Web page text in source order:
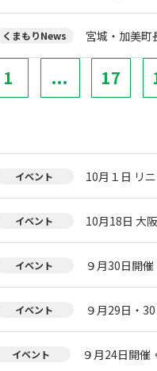
くまもりNews 宮城・加美
1 ... 17
イベント 10月１日 リ
イベント 10月18日 大
イベント ９月30日開
イベント ９月29日・
イベント ９月24日開催